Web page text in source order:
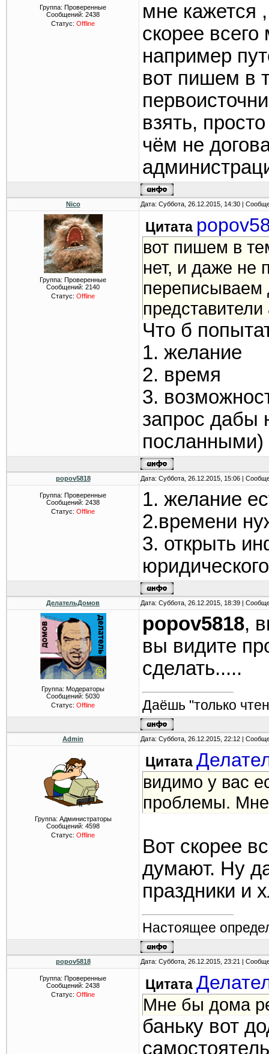
Группа: Проверенные
Сообщений: 2438
Статус: Offline
мне кажется
скорее
например
вот пишем в
взять,
чём не
Nico Дата: Суббота, 26.12.2015, 14:30 |
Группа: Проверенные
Сообщений: 2140
Статус: Offline
Цитата
вот пишем в
нет, и даже не
переписываем
Что б
1. желание
2. время
3.
запрос дабы
посланными)
popov5818 Дата: Суббота, 26.12.2015, 15:06 |
Группа: Проверенные
Сообщений: 2438
Статус: Offline
1. желание
2.времени
3. открыть
ДелательДомов Дата: Суббота, 26.12.2015, 18:39 |
Группа: Модераторы
Сообщений: 5030
Статус: Offline
popov5818,
вы видите
сделать.....
Даёшь "только
Admin Дата: Суббота, 26.12.2015, 22:12 |
Группа: Администраторы
Сообщений: 4598
Статус: Offline
Цитата
видимо у вас
проблемы.
Вот скорее
думают. Ну
праздники и
Настоящее
popov5818 Дата: Суббота, 26.12.2015, 23:21 |
Группа: Проверенные
Сообщений: 2438
Статус: Offline
Цитата
Мне бы дома
баньку вот